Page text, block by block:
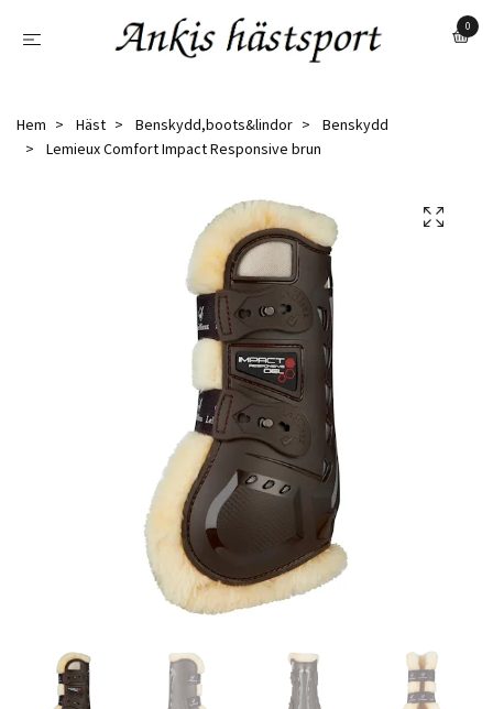
0
Hem Häst Benskydd,boots&lindor
Benskydd
Lemieux Comfort Impact Responsive brun